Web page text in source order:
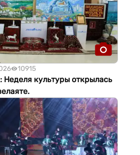
10915
культуры открылась